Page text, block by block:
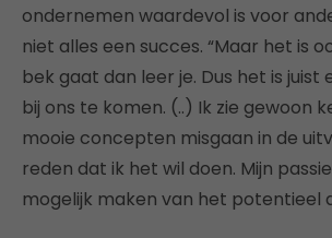
ondernemen waardevol is voor
niet alles een succes. “Maar het is
bek gaat dan leer je. Dus het is juist
bij ons te komen. (..) Ik zie gewoon
mooie concepten misgaan in de
reden dat ik het wil doen. Mijn
mogelijk maken van het potentieel